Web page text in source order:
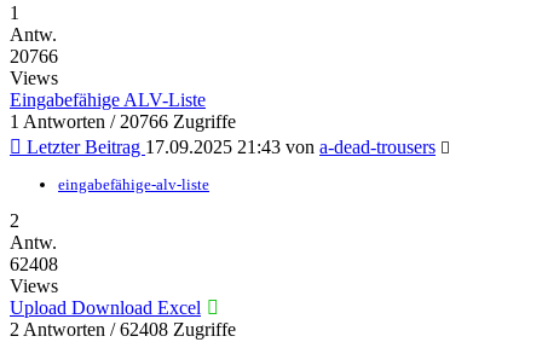
1
Antw.
20766
Views
Eingabefähige ALV-Liste
1 Antworten / 20766 Zugriffe
Letzter Beitrag 17.09.2025 21:43 von a-dead-trousers
eingabefähige-alv-liste
2
Antw.
62408
Views
Upload Download Excel
2 Antworten / 62408 Zugriffe